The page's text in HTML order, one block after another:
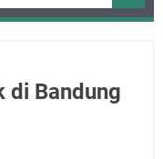
di Bandung